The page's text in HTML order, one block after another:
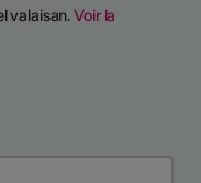
valaisan.Voir la